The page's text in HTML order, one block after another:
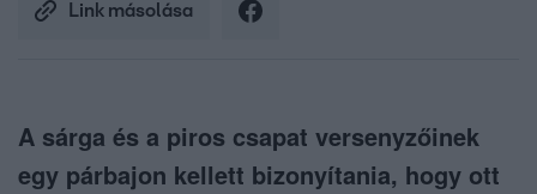
Link másolása
A sárga és a piros csapat versenyzőinek
egy párbajon kellett bizonyítania, hogy ott